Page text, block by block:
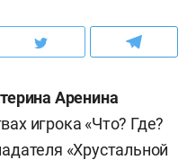
Аренина
игрока «Что? Где?
«Хрустальной